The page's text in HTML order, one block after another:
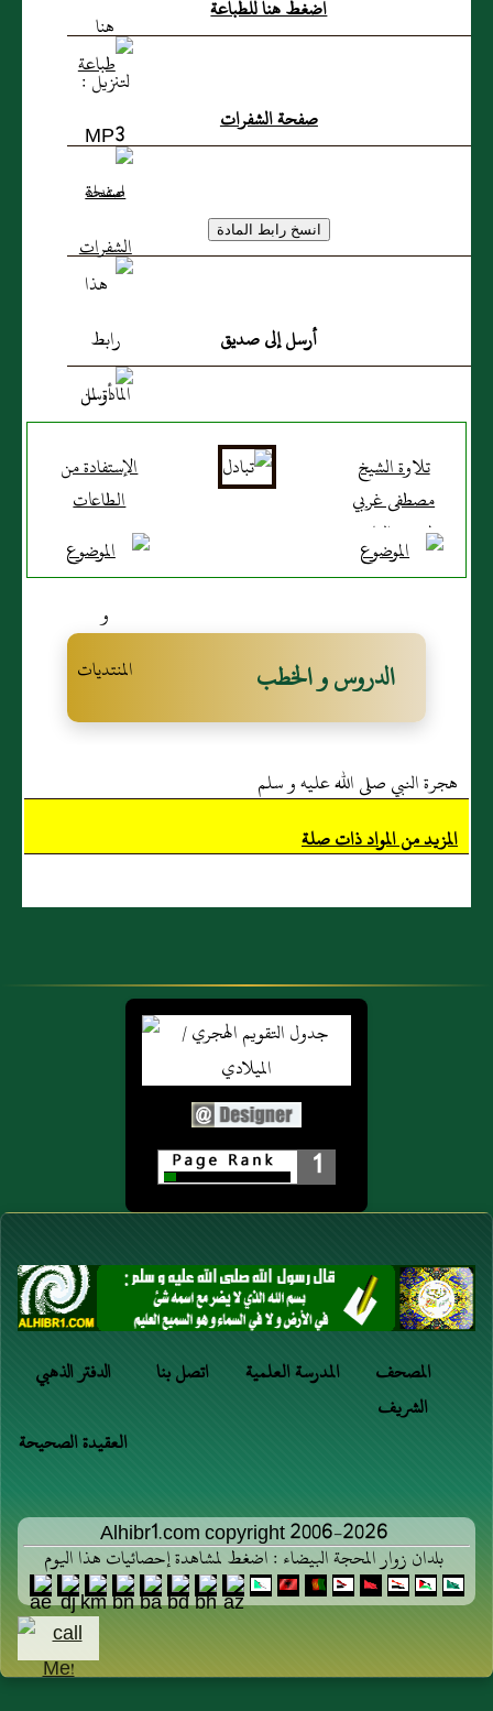
اضغط هنا للطباعة
صفحة الشفرات
أرسل إلى صديق
تلاوة الشيخ
مصطفى غربي
لسورة الناس
الإستفادة من
الطاعات
الدروس و الخطب
هجرة النبي صلى الله عليه و سلم
المزيد من المواد ذات صلة
1
الدفتر الذهبي اتصل بنا المدرسة العلمية
المصحف
الشريف
العقيدة الصحيحة
Alhibr1.com copyright 2006-2026
بلدان زوار المحجة البيضاء : اضغط لمشاهدة إحصائيات هذا اليوم